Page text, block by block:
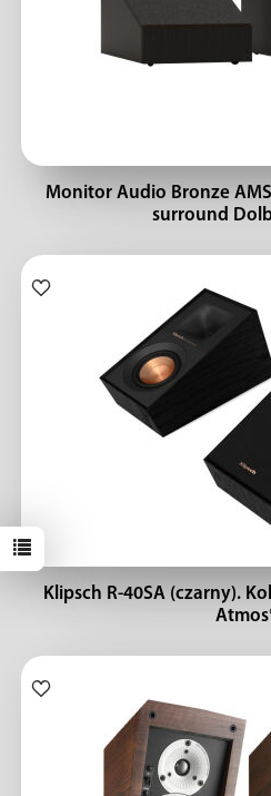
Monitor Audio Bronze
surround
Klipsch R-40SA (czarny).